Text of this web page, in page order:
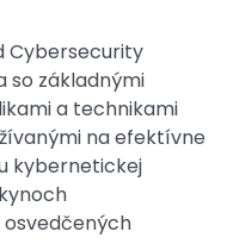
Cybersecurity
so základnými
a technikami
na efektívne
kybernetickej